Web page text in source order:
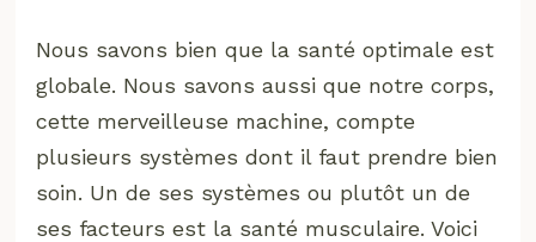
Nous savons bien que la santé optimale est
globale. Nous savons aussi que notre corps,
cette merveilleuse machine, compte
plusieurs systèmes dont il faut prendre bien
soin. Un de ses systèmes ou plutôt un de
ses facteurs est la santé musculaire. Voici